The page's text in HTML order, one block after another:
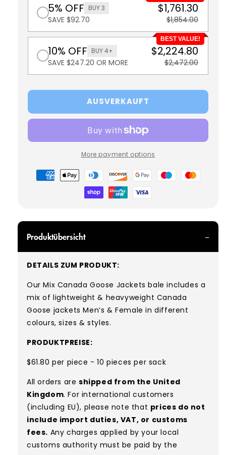
5% OFF BUY 3
SAVE $92.70
$1,761.30
$1,854.00
BEST VALUE!
10% OFF BUY 4+
SAVE $247.20 OR MORE
$2,224.80
$2,472.00
AUSVERKAUFT
More payment options
Zahlungsmöglichkeiten
Produktübersicht
DETAILS ZUM PRODUKT:
Our Mix Canada Goose Jackets bale includes a
mix of lightweight & heavyweight Canada
Goose jackets Men’s & Female in different
colours, sizes & styles.
PRODUKTPREISE:
$61.80 per piece - 10 pieces per sack
All orders are shipped from the United
Kingdom. For international customers
(including EU), please note that prices do not
include import duties, VAT, or customs
fees. Any charges applied by your local
customs authority must be paid by the